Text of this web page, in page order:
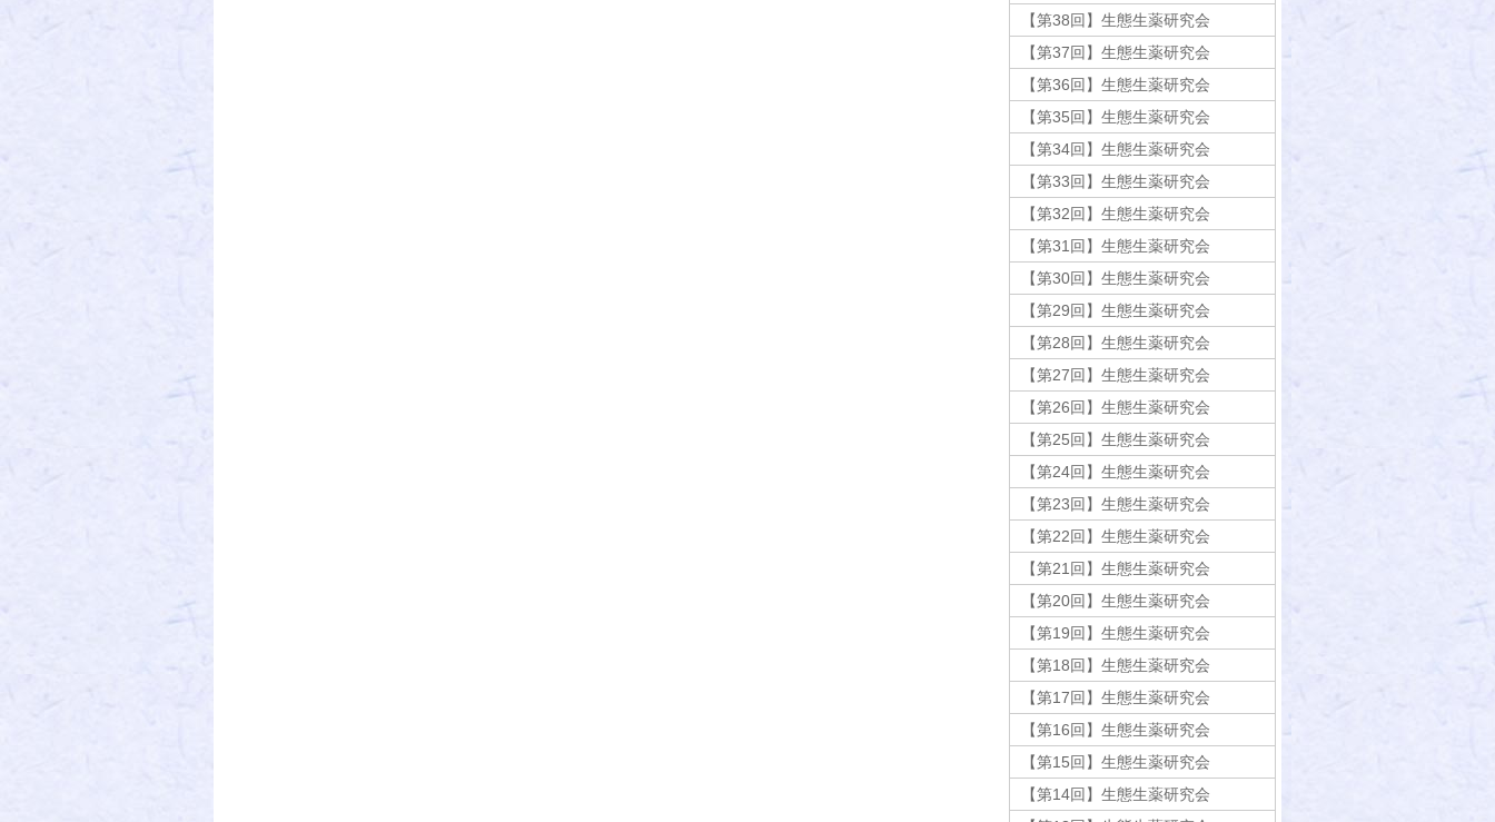
【第38回】生態生薬研究会
【第37回】生態生薬研究会
【第36回】生態生薬研究会
【第35回】生態生薬研究会
【第34回】生態生薬研究会
【第33回】生態生薬研究会
【第32回】生態生薬研究会
【第31回】生態生薬研究会
【第30回】生態生薬研究会
【第29回】生態生薬研究会
【第28回】生態生薬研究会
【第27回】生態生薬研究会
【第26回】生態生薬研究会
【第25回】生態生薬研究会
【第24回】生態生薬研究会
【第23回】生態生薬研究会
【第22回】生態生薬研究会
【第21回】生態生薬研究会
【第20回】生態生薬研究会
【第19回】生態生薬研究会
【第18回】生態生薬研究会
【第17回】生態生薬研究会
【第16回】生態生薬研究会
【第15回】生態生薬研究会
【第14回】生態生薬研究会